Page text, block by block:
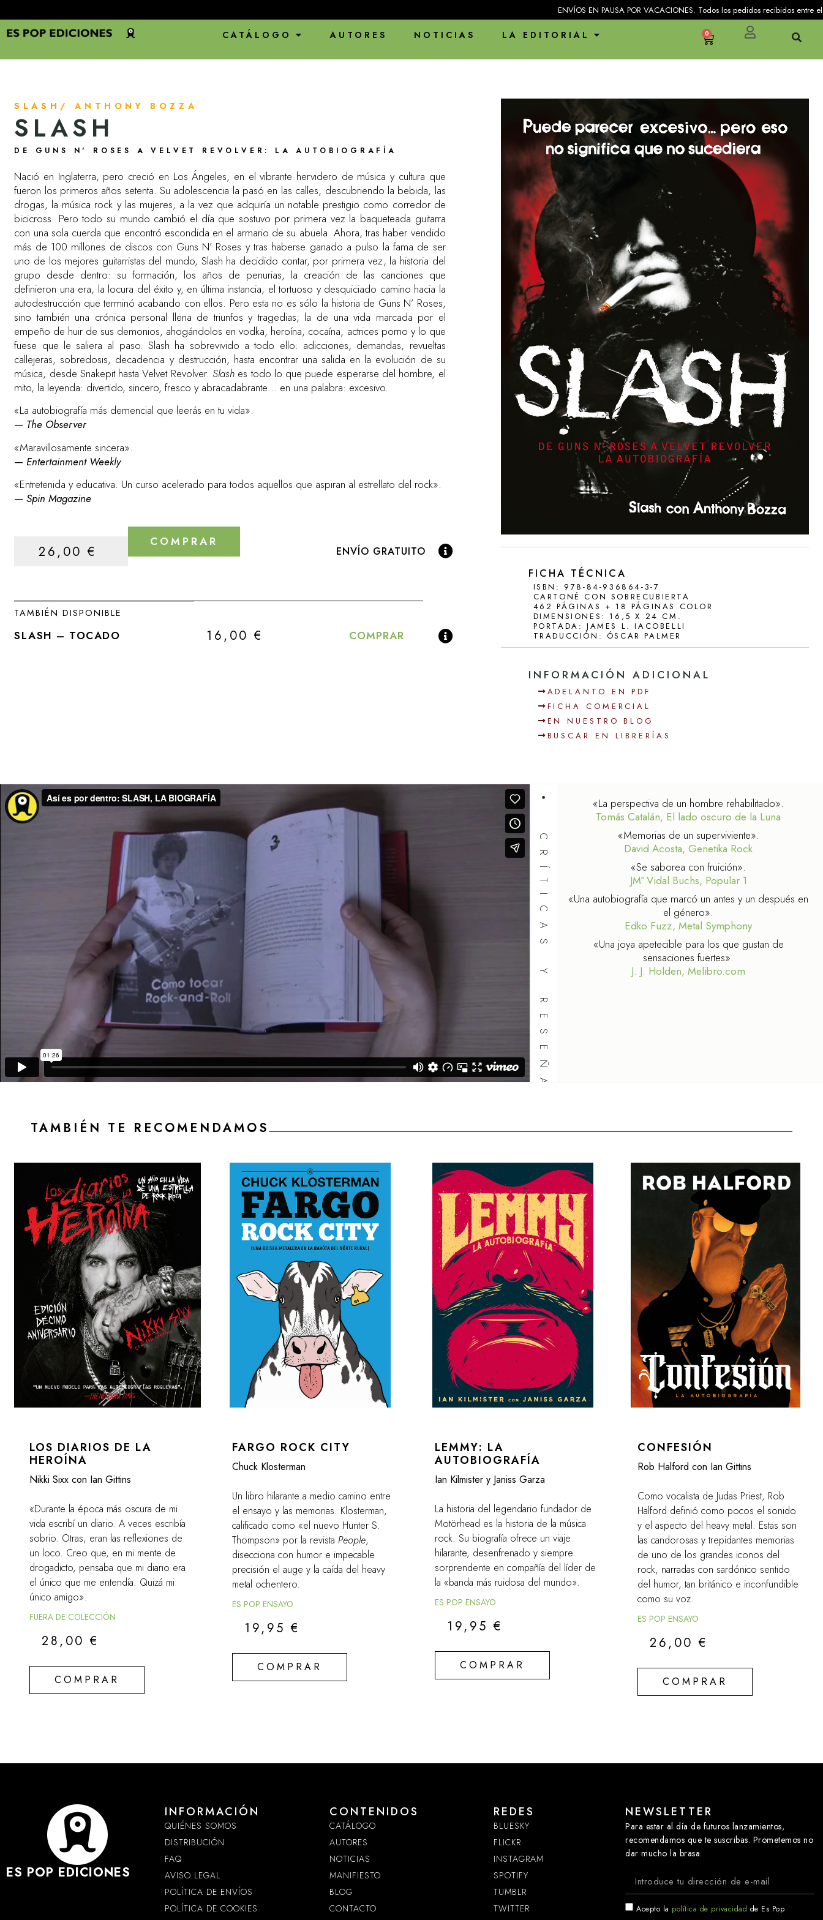
ENVÍOS EN PAUSA POR VACACIONES. Todos los pedidos recibidos entre el 25 de julio y el
CATÁLOGO AUTORES NOTICIAS LA EDITORIAL 0
SLASH / ANTHONY BOZZA
SLASH
DE GUNS N' ROSES A VELVET REVOLVER: LA AUTOBIOGRAFÍA
Nació en Inglaterra, pero creció en Los Ángeles, en el vibrante hervidero de música y cultura que
fueron los primeros años setenta. Su adolescencia la pasó en las calles, descubriendo la bebida, las
drogas, la música rock y las mujeres, a la vez que adquiría un notable prestigio como corredor de
bicicross. Pero todo su mundo cambió el día que sostuvo por primera vez la baqueteada guitarra
con una sola cuerda que encontró escondida en el armario de su abuela. Ahora, tras haber vendido
más de 100 millones de discos con Guns N’ Roses y tras haberse ganado a pulso la fama de ser
uno de los mejores guitarristas del mundo, Slash ha decidido contar, por primera vez, la historia del
grupo desde dentro: su formación, los años de penurias, la creación de las canciones que
definieron una era, la locura del éxito y, en última instancia, el tortuoso y desquiciado camino hacia la
autodestrucción que terminó acabando con ellos. Pero esta no es sólo la historia de Guns N’ Roses,
sino también una crónica personal llena de triunfos y tragedias; la de una vida marcada por el
empeño de huir de sus demonios, ahogándolos en vodka, heroína, cocaína, actrices porno y lo que
fuese que le saliera al paso. Slash ha sobrevivido a todo ello: adicciones, demandas, revueltas
callejeras, sobredosis, decadencia y destrucción, hasta encontrar una salida en la evolución de su
música, desde Snakepit hasta Velvet Revolver. Slashes todo lo que puede esperarse del hombre, el
mito, la leyenda: divertido, sincero, fresco y abracadabrante… en una palabra: excesivo.
«La autobiografía más demencial que leerás en tu vida».
— The Observer
«Maravillosamente sincera».
— Entertainment Weekly
«Entretenida y educativa. Un curso acelerado para todos aquellos que aspiran al estrellato del rock».
—Spin Magazine
26,00€
COMPRAR
ENVÍO GRATUITO
TAMBIÉN DISPONIBLE
SLASH – TOCADO 16,00€ COMPRAR
FICHA TÉCNICA
ISBN: 978-84-936864-3-7
CARTONÉ CON SOBRECUBIERTA
462 PÁGINAS + 18 PÁGINAS COLOR
DIMENSIONES: 16,5 X 24 CM.
PORTADA: JAMES L. IACOBELLI
TRADUCCIÓN: ÓSCAR PALMER
INFORMACIÓN ADICIONAL
ADELANTO EN PDF
FICHA COMERCIAL
EN NUESTRO BLOG
BUSCAR EN LIBRERÍAS
CRÍTICAS Y RESEÑAS
CRÍTICAS Y RESEÑAS
«La perspectiva de un hombre rehabilitado».
Tomás Catalán, El lado oscuro de la Luna
«Memorias de un superviviente».
David Acosta, Genetika Rock
«Se saborea con fruición».
JMª Vidal Buchs, Popular 1
«Una autobiografía que marcó un antes y un después en
el género».
Edko Fuzz, Metal Symphony
«Una joya apetecible para los que gustan de
sensaciones fuertes».
J. J. Holden, Melibro.com
TAMBIÉN TE RECOMENDAMOS
LOS DIARIOS DE LA
HEROÍNA
Nikki Sixx con Ian Gittins
«Durante la época más oscura de mi
vida escribí un diario. A veces escribía
sobrio. Otras, eran las reflexiones de
un loco. Creo que, en mi mente de
drogadicto, pensaba que mi diario era
el único que me entendía. Quizá mi
único amigo».
FUERA DE COLECCIÓN
28,00€
COMPRAR
FARGO ROCK CITY
Chuck Klosterman
Un libro hilarante a medio camino entre
el ensayo y las memorias. Klosterman,
calificado como «el nuevo Hunter S.
Thompson» por la revista People,
disecciona con humor e impecable
precisión el auge y la caída del heavy
metal ochentero.
ES POP ENSAYO
19,95€
COMPRAR
LEMMY: LA
AUTOBIOGRAFÍA
Ian Kilmister y Janiss Garza
La historia del legendario fundador de
Motörhead es la historia de la música
rock. Su biografía ofrece un viaje
hilarante, desenfrenado y siempre
sorprendente en compañía del líder de
la «banda más ruidosa del mundo».
ES POP ENSAYO
19,95€
COMPRAR
CONFESIÓN
Rob Halford con Ian Gittins
Como vocalista de Judas Priest, Rob
Halford definió como pocos el sonido
y el aspecto del heavy metal. Estas son
las candorosas y trepidantes memorias
de uno de los grandes iconos del
rock, narradas con sardónico sentido
del humor, tan británico e inconfundible
como su voz.
ES POP ENSAYO
26,00€
COMPRAR
ES POP EDICIONES
INFORMACIÓN
QUIÉNES SOMOS
DISTRIBUCIÓN
FAQ
AVISO LEGAL
POLÍTICA DE ENVÍOS
POLÍTICA DE COOKIES
CONTENIDOS
CATÁLOGO
AUTORES
NOTICIAS
MANIFIESTO
BLOG
CONTACTO
REDES
BLUESKY
FLICKR
INSTAGRAM
SPOTIFY
TUMBLR
TWITTER
NEWSLETTER
Para estar al día de futuros lanzamientos,
recomendamos que te suscribas. Prometemos no
dar mucho la brasa.
Acepto la política de privacidad de Es Pop